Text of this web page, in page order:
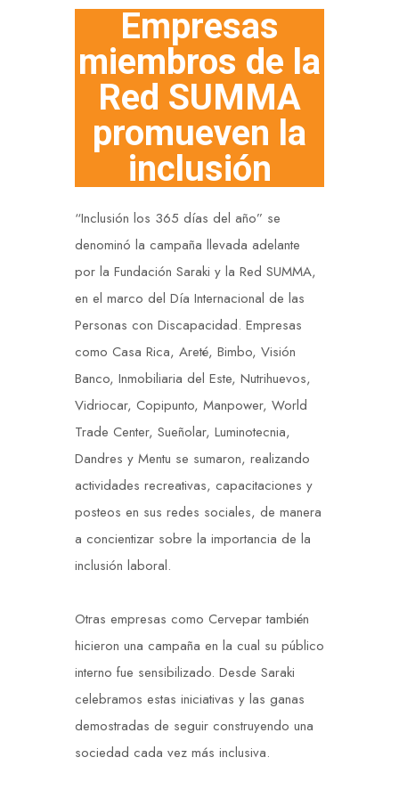
Empresas
miembros de la
Red SUMMA
promueven la
inclusión
“Inclusión los 365 días del año” se
denominó la campaña llevada adelante
por la Fundación Saraki y la Red SUMMA,
en el marco del Día Internacional de las
Personas con Discapacidad. Empresas
como Casa Rica, Areté, Bimbo, Visión
Banco, Inmobiliaria del Este, Nutrihuevos,
Vidriocar, Copipunto, Manpower, World
Trade Center, Sueñolar, Luminotecnia,
Dandres y Mentu se sumaron, realizando
actividades recreativas, capacitaciones y
posteos en sus redes sociales, de manera
a concientizar sobre la importancia de la
inclusión laboral.
Otras empresas como Cervepar también
hicieron una campaña en la cual su público
interno fue sensibilizado. Desde Saraki
celebramos estas iniciativas y las ganas
demostradas de seguir construyendo una
sociedad cada vez más inclusiva.